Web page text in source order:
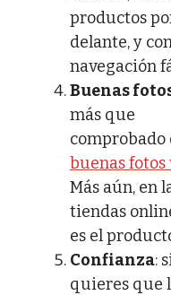
productos
delante, y
navegación
Buenas
más que
comprobado
buenas fotos
Más aún, en
tiendas
es el
Confianza:
quieres que